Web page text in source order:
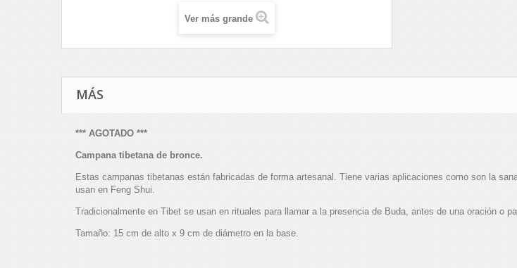
Ver más grande
MÁS
*** AGOTADO ***
Campana tibetana de bronce.
Estas campanas tibetanas están fabricadas de forma artesanal. Tiene varias aplicaciones como son la
usan en Feng Shui.
Tradicionalmente en Tibet se usan en rituales para llamar a la presencia de Buda, antes de una oración o
Tamaño: 15 cm de alto x 9 cm de diámetro en la base.